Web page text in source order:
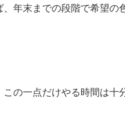
年末までの段階で希望
の一点だけやる時間は十